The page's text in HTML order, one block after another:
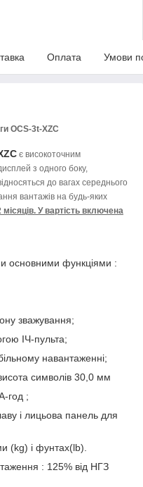
Оплата Умови
OCS-3t-XZC
є високоточним
з одного боку,
до вагах середнього
вантажів на будь-яких
місяців. У вартість включена
основними функціями :
зважування;
ІЧ-пульта;
навантаженні;
символів 30,0 мм
год ;
і лицьова панель для
(kg) і фунтах(lb).
: 125% від НГЗ